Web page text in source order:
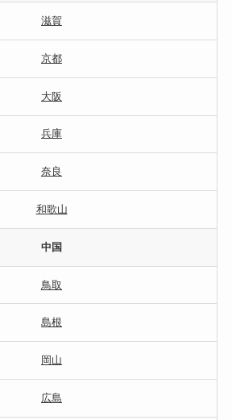
滋賀
京都
大阪
兵庫
奈良
和歌山
中国
鳥取
島根
岡山
広島